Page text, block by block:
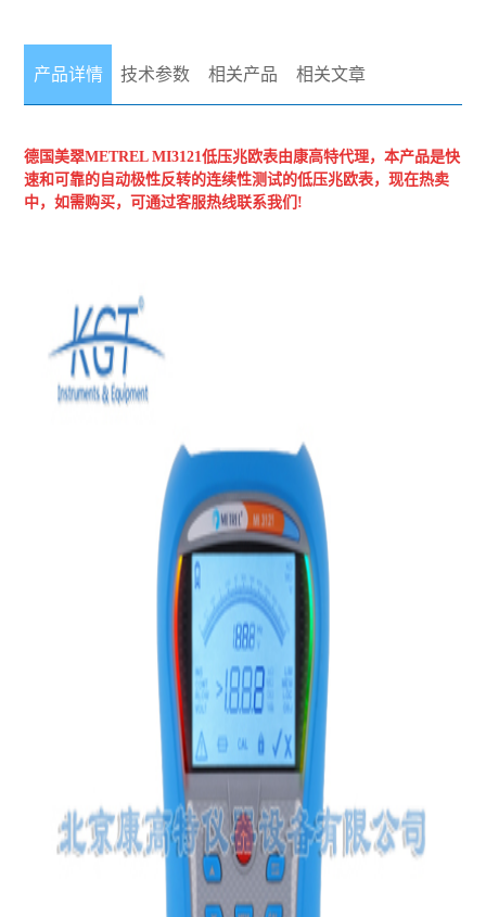
产品详情 技术参数 相关产品 相关文章
德国美翠METREL MI3121低压兆欧表由康高特代理，本产品是快
速和可靠的自动极性反转的连续性测试的低压兆欧表，现在热卖
中，如需购买，可通过客服热线联系我们!